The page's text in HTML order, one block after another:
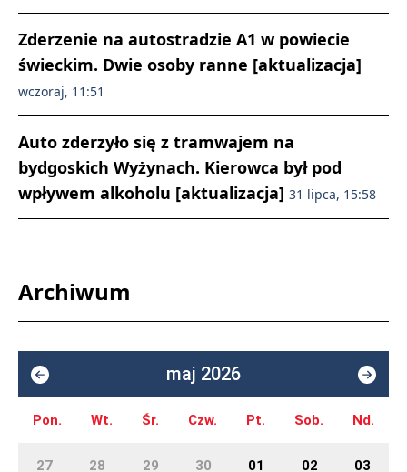
Zderzenie na autostradzie A1 w powiecie
świeckim. Dwie osoby ranne [aktualizacja]
wczoraj, 11:51
Auto zderzyło się z tramwajem na
bydgoskich Wyżynach. Kierowca był pod
wpływem alkoholu [aktualizacja] 31 lipca, 15:58
Archiwum
maj 2026
Pon. Wt. Śr. Czw. Pt. Sob. Nd.
27 28 29 30 01 02 03